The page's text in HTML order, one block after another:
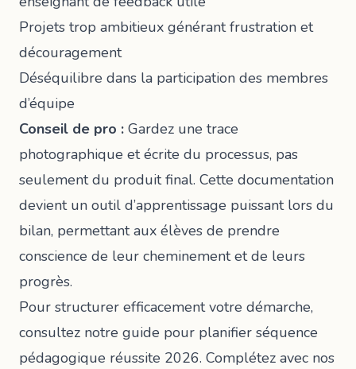
Projets trop ambitieux générant frustration et
découragement
Déséquilibre dans la participation des membres
d’équipe
Conseil de pro : Gardez une trace
photographique et écrite du processus, pas
seulement du produit final. Cette documentation
devient un outil d’apprentissage puissant lors du
bilan, permettant aux élèves de prendre
conscience de leur cheminement et de leurs
progrès.
Pour structurer efficacement votre démarche,
consultez notre guide pour planifier séquence
pédagogique réussite 2026. Complétez avec nos